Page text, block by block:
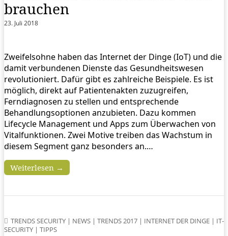
brauchen
23. Juli 2018
Zweifelsohne haben das Internet der Dinge (IoT) und die
damit verbundenen Dienste das Gesundheitswesen
revolutioniert. Dafür gibt es zahlreiche Beispiele. Es ist
möglich, direkt auf Patientenakten zuzugreifen,
Ferndiagnosen zu stellen und entsprechende
Behandlungsoptionen anzubieten. Dazu kommen
Lifecycle Management und Apps zum Überwachen von
Vitalfunktionen. Zwei Motive treiben das Wachstum in
diesem Segment ganz besonders an.…
Weiterlesen →
TRENDS SECURITY | NEWS | TRENDS 2017 | INTERNET DER DINGE | IT-
SECURITY | TIPPS